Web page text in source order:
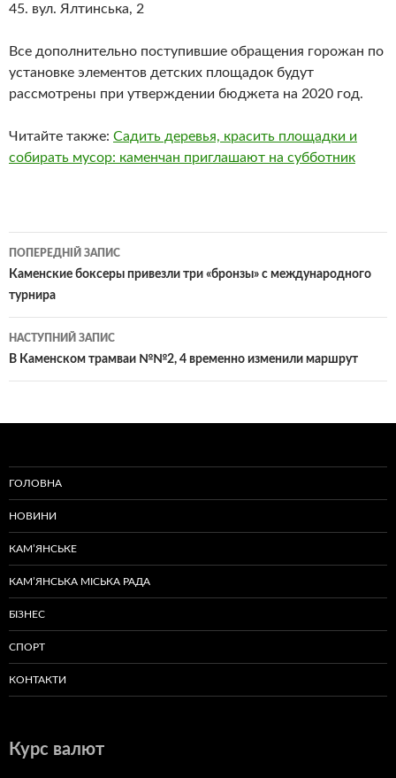
45. вул. Ялтинська, 2
Все дополнительно поступившие обращения горожан по
установке элементов детских площадок будут
рассмотрены при утверждении бюджета на 2020 год.
Читайте также: Садить деревья, красить площадки и
собирать мусор: каменчан приглашают на субботник
Навігація
по
записам
ПОПЕРЕДНІЙ ЗАПИС
Каменские боксеры привезли три «бронзы» с международного
турнира
НАСТУПНИЙ ЗАПИС
В Каменском трамваи №№2, 4 временно изменили маршрут
ГОЛОВНА
НОВИНИ
КАМ’ЯНСЬКЕ
КАМ’ЯНСЬКА МІСЬКА РАДА
БІЗНЕС
СПОРТ
КОНТАКТИ
Курс валют